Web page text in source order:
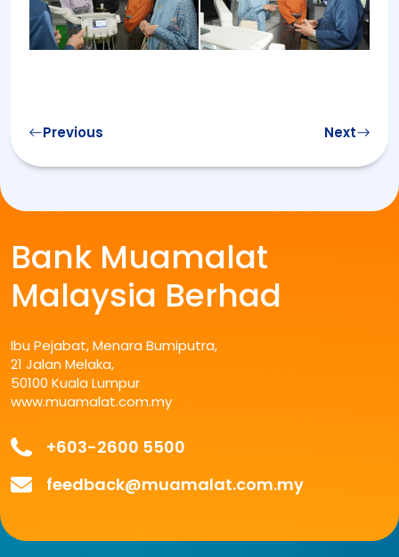
Post
navigation
Previous Next
Bank Muamalat
Malaysia Berhad
Ibu Pejabat, Menara Bumiputra,
21 Jalan Melaka,
50100 Kuala Lumpur
www.muamalat.com.my
+603-2600 5500
feedback@muamalat.com.my